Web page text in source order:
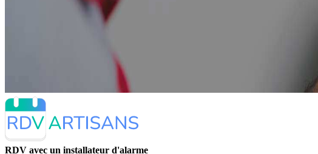
RDV avec un installateur d'alarme